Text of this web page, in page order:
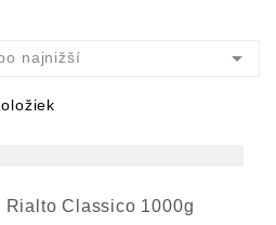
najnižší 
Rialto Classico 1000g